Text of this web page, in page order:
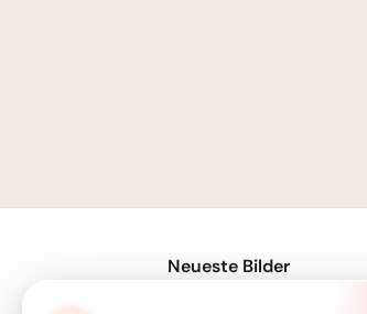
Neueste Bilder